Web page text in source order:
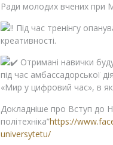
Ради молодих вчених при
Під час тренінгу
креативності.
Отримані навички
під час амбассадорської
«Мир у цифровий час», в
Докладніше про Вступ до
політехніка”https://
universytetu/